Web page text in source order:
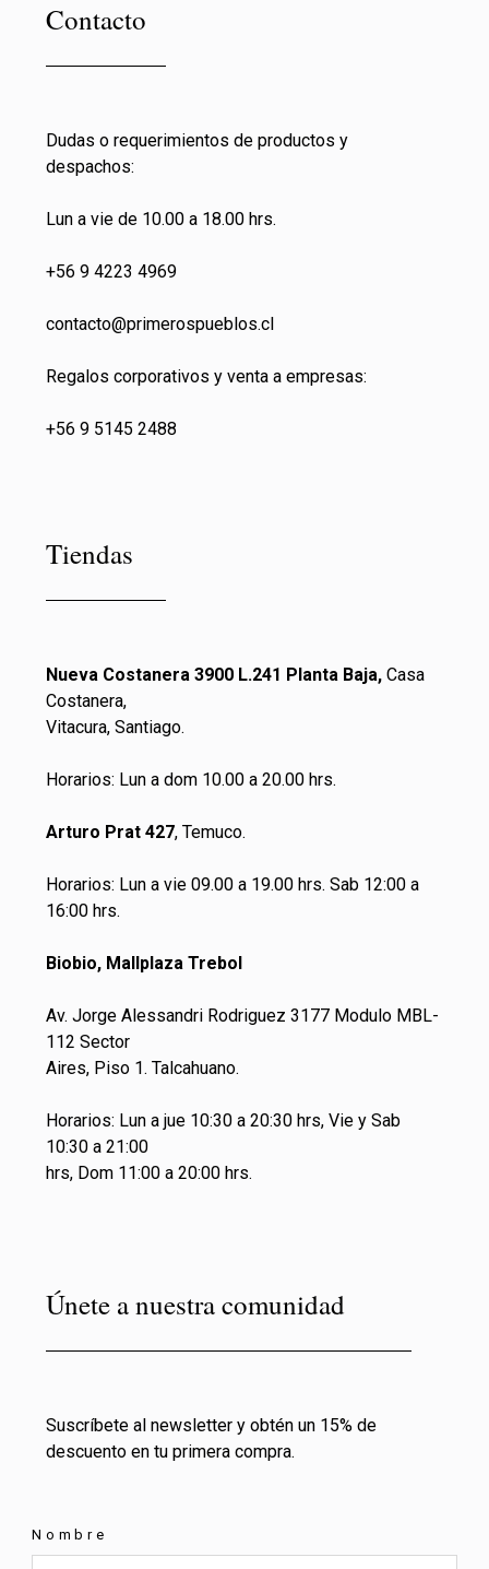
Contacto
Dudas o requerimientos de productos y
despachos:
Lun a vie de 10.00 a 18.00 hrs.
+56 9 4223 4969
contacto@primerospueblos.cl
Regalos corporativos y venta a empresas:
+56 9 5145 2488
Tiendas
Nueva Costanera 3900 L.241 Planta Baja, Casa
Costanera,
Vitacura, Santiago.
Horarios: Lun a dom 10.00 a 20.00 hrs.
Arturo Prat 427, Temuco.
Horarios: Lun a vie 09.00 a 19.00 hrs. Sab 12:00 a
16:00 hrs.
Biobio, Mallplaza Trebol
Av. Jorge Alessandri Rodriguez 3177 Modulo MBL-
112 Sector
Aires, Piso 1. Talcahuano.
Horarios: Lun a jue 10:30 a 20:30 hrs, Vie y Sab
10:30 a 21:00
hrs, Dom 11:00 a 20:00 hrs.
Únete a nuestra comunidad
Suscríbete al newsletter y obtén un 15% de
descuento en tu primera compra.
Nombre